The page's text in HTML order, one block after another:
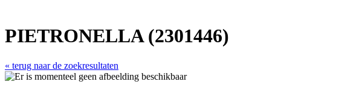
PIETRONELLA (2301446)
« terug naar de zoekresultaten